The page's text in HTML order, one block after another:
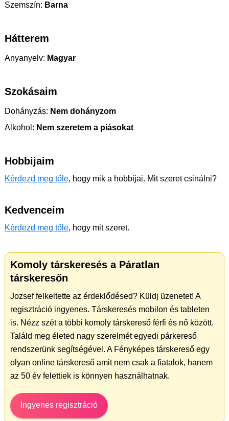
Szemszín: Barna
Hátterem
Anyanyelv: Magyar
Szokásaim
Dohányzás: Nem dohányzom
Alkohol: Nem szeretem a piásokat
Hobbijaim
Kérdezd meg tőle, hogy mik a hobbijai. Mit szeret csinálni?
Kedvenceim
Kérdezd meg tőle, hogy mit szeret.
Komoly társkeresés a Páratlan
társkeresőn
Jozsef felkeltette az érdeklődésed? Küldj üzenetet! A
regisztráció ingyenes. Társkeresés mobilon és tableten
is. Nézz szét a többi komoly társkereső férfi és nő között.
Találd meg életed nagy szerelmét egyedi párkereső
rendszerünk segítségével. A Fényképes társkereső egy
olyan online társkereső amit nem csak a fiatalok, hanem
az 50 év felettiek is könnyen használhatnak.
Ingyenes regisztráció